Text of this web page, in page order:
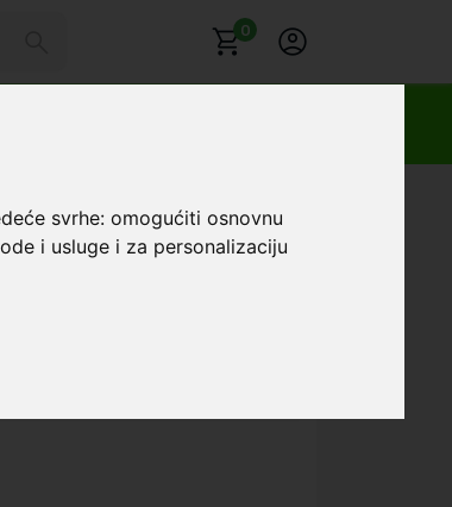
svrhe:omogućiti osnovnu
i usluge i za personalizaciju
0